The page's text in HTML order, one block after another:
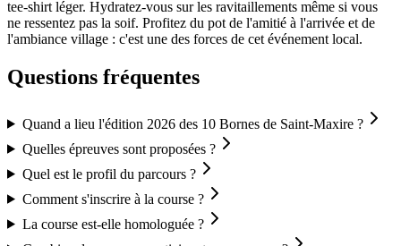
tee-shirt léger. Hydratez-vous sur les ravitaillements même si vous
ne ressentez pas la soif. Profitez du pot de l'amitié à l'arrivée et de
l'ambiance village : c'est une des forces de cet événement local.
Questions fréquentes
Quand a lieu l'édition 2026 des 10 Bornes de Saint-Maxire ?
Quelles épreuves sont proposées ?
Quel est le profil du parcours ?
Comment s'inscrire à la course ?
La course est-elle homologuée ?